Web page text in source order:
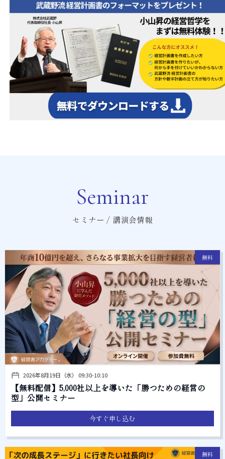
Seminar
セミナー / 講演会情報
無料
2026年8月19日（水） 09:30-10:10
【無料配信】5,000社以上を導いた「勝つための経営の
型」公開セミナー
今すぐ申し込む
無料